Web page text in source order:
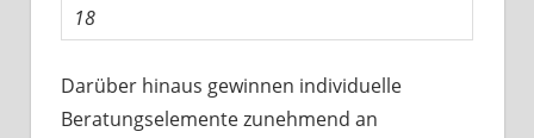
18
Darüber hinaus gewinnen individuelle
Beratungselemente zunehmend an